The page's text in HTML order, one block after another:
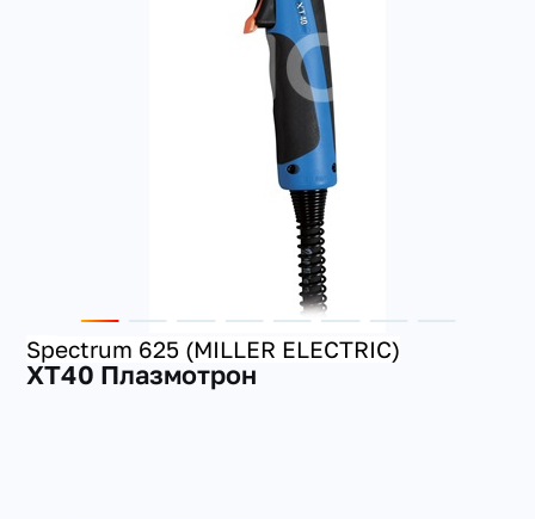
XT40 Плазмотрон
Spectrum 625 (MILLER ELECTRIC)